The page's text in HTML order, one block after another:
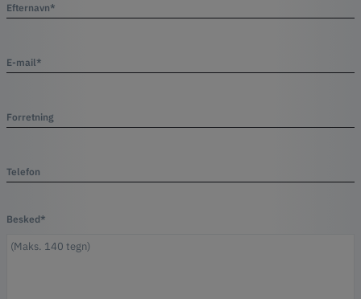
Efternavn*
E-mail*
Forretning
Telefon
Besked*